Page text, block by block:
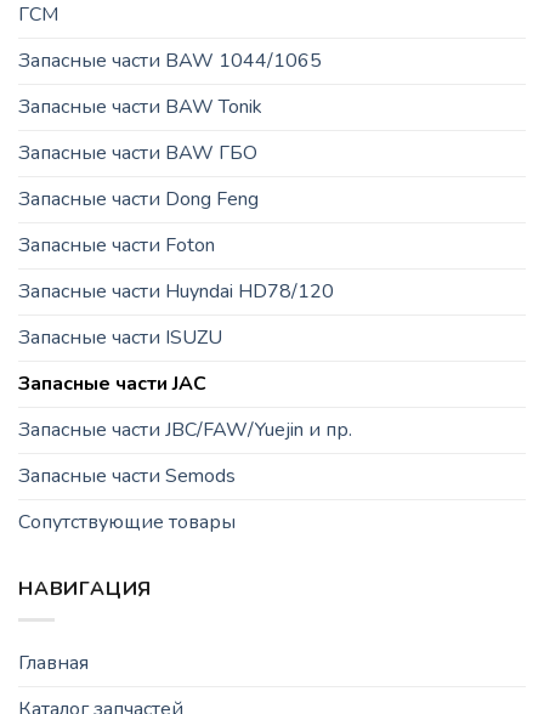
ГСМ
Запасные части BAW 1044/1065
Запасные части BAW Tonik
Запасные части BAW ГБО
Запасные части Dong Feng
Запасные части Foton
Запасные части Huyndai HD78/120
Запасные части ISUZU
Запасные части JAC
Запасные части JBC/FAW/Yuejin и пр.
Запасные части Semods
Сопутствующие товары
НАВИГАЦИЯ
Главная